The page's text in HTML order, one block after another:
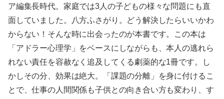
ア編集長時代。家庭では3人の子どもの様々な問題にも直
面していました。八方ふさがり。どう解決したらいいかわ
からない！そんな時に出会ったのが本書です。この本は
「アドラー心理学」をベースにしながらも、本人の逃れら
れない責任を容赦なく追及してくる劇薬的な1冊です。し
かしその分、効果は絶大。「課題の分離」を身に付けるこ
とで、仕事の人間関係も子供との向き合い方も変わり、す